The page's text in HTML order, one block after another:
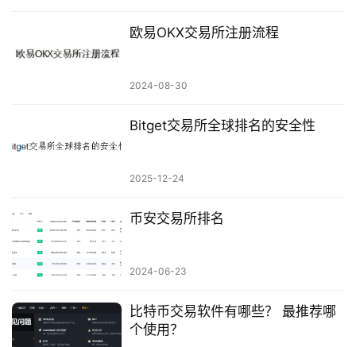
欧易OKX交易所注册流程
2024-08-30
Bitget交易所全球排名的安全性
2025-12-24
币安交易所排名
2024-06-23
比特币交易软件有哪些？ 最推荐哪
个使用？